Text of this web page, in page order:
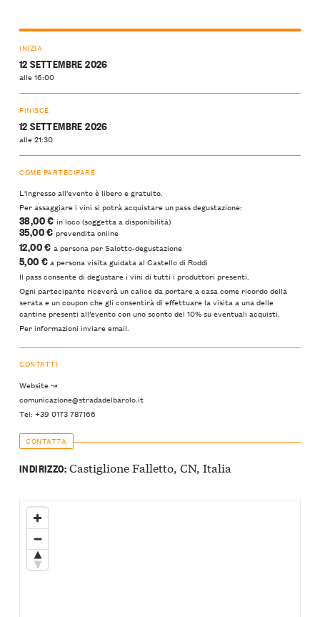
INIZIA
12 SETTEMBRE 2026
alle 16:00
FINISCE
12 SETTEMBRE 2026
alle 21:30
COME PARTECIPARE
L'ingresso all'evento è libero e gratuito.
Per assaggiare i vini si potrà acquistare un pass degustazione:
38,00 € in loco (soggetta a disponibilità)
35,00 €prevendita online
12,00 € a persona per Salotto-degustazione
5,00 €a persona visita guidata al Castello di Roddi
Il pass consente di degustare i vini di tutti i produttori presenti.
Ogni partecipante riceverà un calice da portare a casa come ricordo della
serata e un coupon che gli consentirà di effettuare la visita a una delle
cantine presenti all’evento con uno sconto del 10% su eventuali acquisti.
Per informazioni inviare email.
CONTATTI
Website ↝
comunicazione@stradadelbarolo.it
Tel: +39 0173 787166
CONTATTA
INDIRIZZO:Castiglione Falletto, CN, Italia